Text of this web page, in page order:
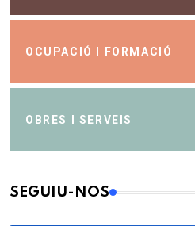
OCUPACIÓ I FORMACIÓ
OBRES I SERVEIS
SEGUIU-NOS